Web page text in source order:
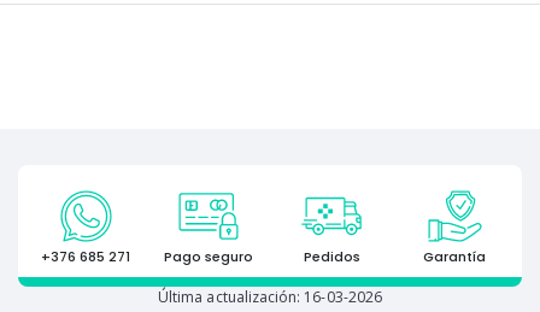
+376 685 271 Pago seguro Pedidos Garantía
Última actualización: 16-03-2026